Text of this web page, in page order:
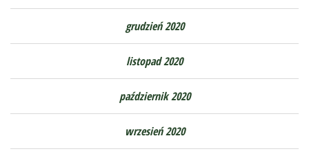
grudzień 2020
listopad 2020
październik 2020
wrzesień 2020